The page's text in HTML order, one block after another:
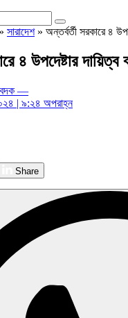
» সারাদেশ» অন্তর্বর্তী সরকারে ৪
৪ উপদেষ্টার দায়িত্ব
—
| ৯:২৪ অপরাহ্ন
Share